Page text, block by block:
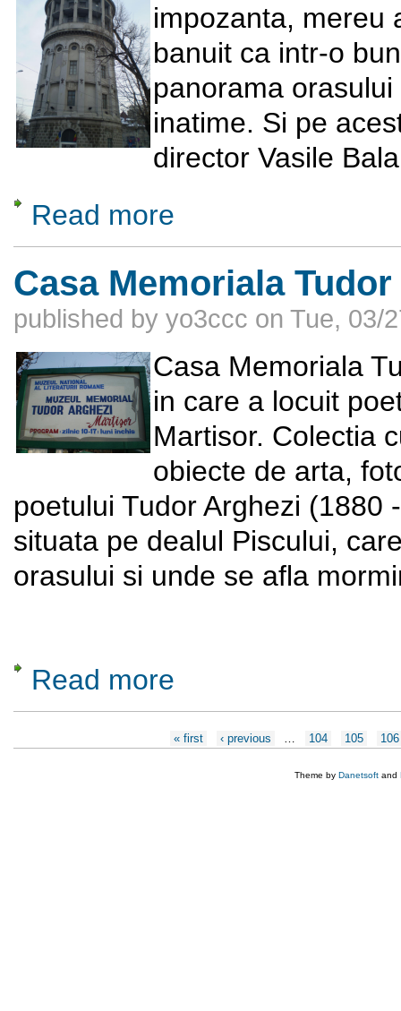
impozanta, mereu
banuit ca intr-o
panorama
inatime. Si pe
director Vasile
Read more
Casa Memoriala
published by yo3ccc on Tue, 03/
Casa Memoriala
in care a locuit
Martisor. Colectia
obiecte de arta,
poetului Tudor Arghezi (1880
situata pe dealul Piscului,
orasului si unde se afla
Read more
« first ‹ previous … 104 105 106
Theme by Danetsoft and